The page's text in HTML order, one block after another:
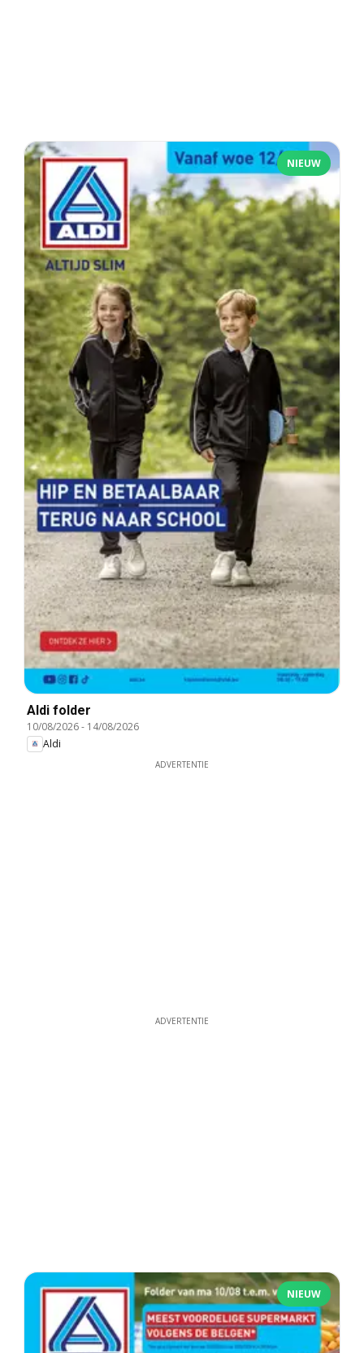
NIEUW
Aldi folder
10/08/2026- 14/08/2026
Aldi
ADVERTENTIE
ADVERTENTIE
NIEUW